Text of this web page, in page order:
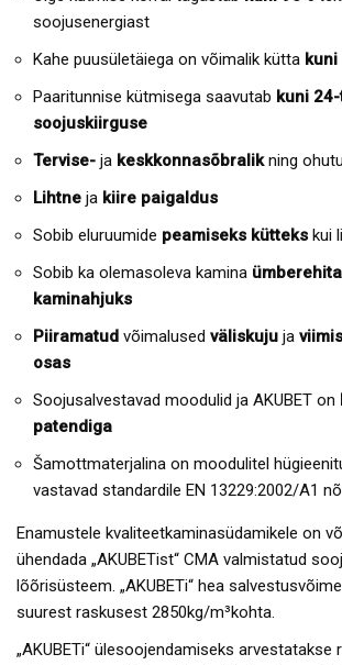
soojusenergiast
Kahe puusületäiega on võimalik kütta kuni
Paaritunnise kütmisega saavutab kuni
soojuskiirguse
Tervise- ja keskkonnasõbralikning
Lihtne ja kiire paigaldus
Sobib eluruumide peamiseks kütteks kui
Sobib ka olemasoleva kamina
kaminahjuks
Piiramatud võimalused väliskuju ja
osas
Soojusalvestavad moodulid ja AKUBET on
patendiga
Šamottmaterjalina on moodulitel
vastavad standardile EN 13229:2002/A1
Enamustele kvaliteetkaminasüdamikele on
ühendada „AKUBETist“ CMA valmistatud
lõõrisüsteem. „AKUBETi“ hea
suurest raskusest 2850kg/m³kohta.
„AKUBETi“ ülesoojendamiseks arvestatakse